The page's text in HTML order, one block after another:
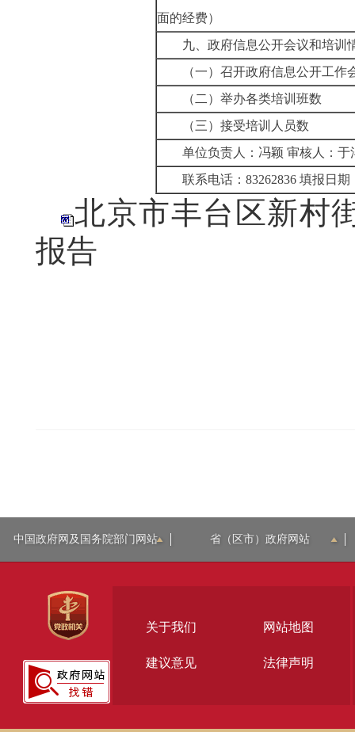
面的经费）
九、政府信息公开会议和培训
（一）召开政府信息公开工作
（二）举办各类培训班数
（三）接受培训人员数
单位负责人：冯颖 审核人：于
联系电话： 83262836 填报日期
北京市丰台区新村
报告
中国政府网及国务院部门网站 省（区市）政府网站
关于我们 网站地图
建议意见 法律声明